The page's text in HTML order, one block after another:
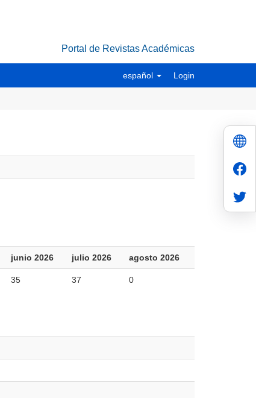
Portal de Revistas Académicas
español Login
junio 2026 julio 2026 agosto 2026
35 37 0